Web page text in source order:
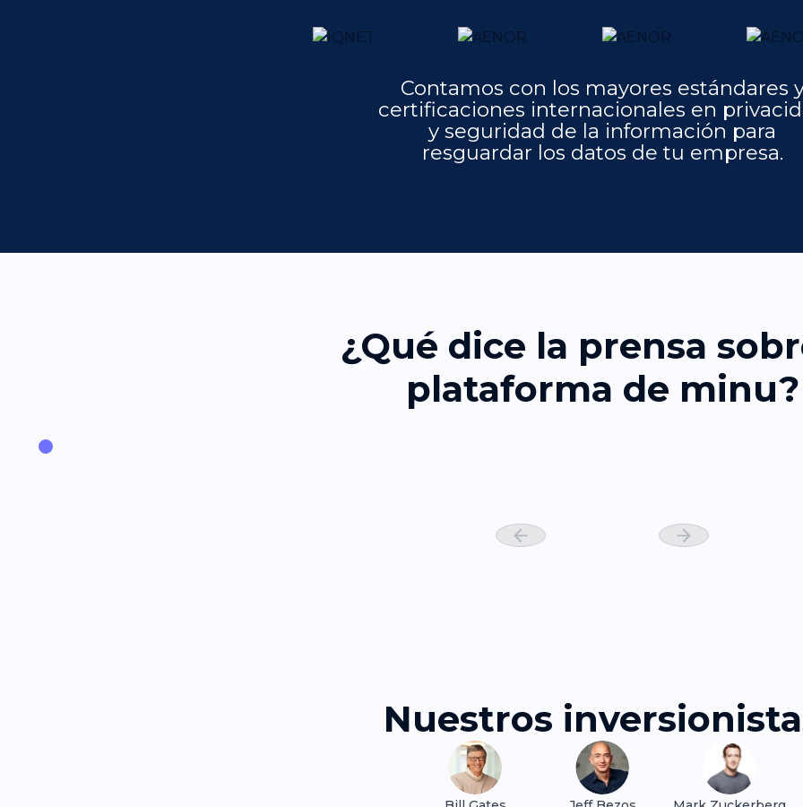
Contamos con los mayores estándares
certificaciones internacionales en
y seguridad de la información para
resguardar los datos de tu empresa.
¿Qué dice la prensa
plataforma de minu?
Nuestros